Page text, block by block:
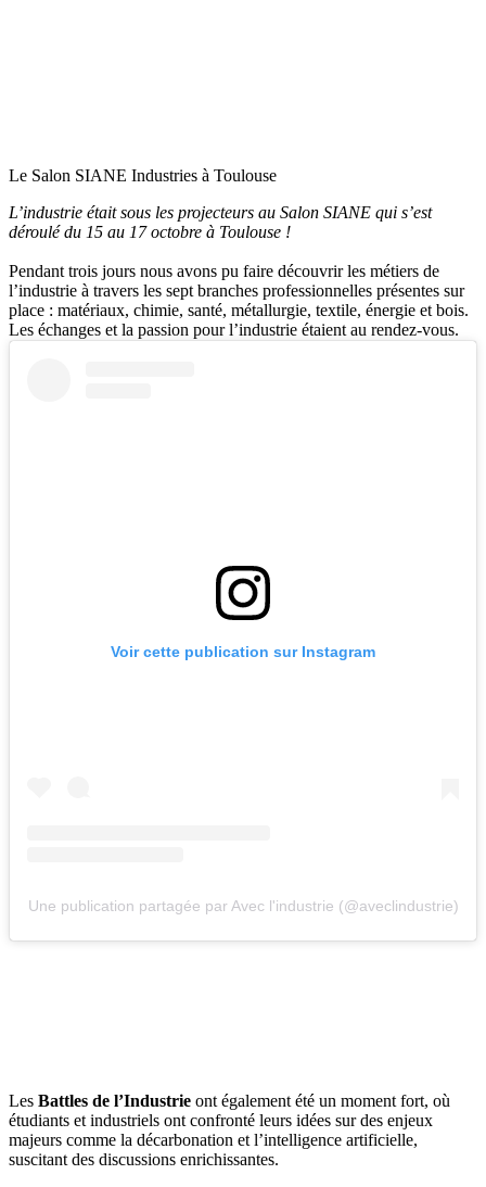
Le Salon SIANE Industries à Toulouse
L’industrie était sous les projecteurs au Salon SIANE qui s’est
déroulé du 15 au 17 octobre à Toulouse !
Pendant trois jours nous avons pu faire découvrir les métiers de
l’industrie à travers les sept branches professionnelles présentes sur
place : matériaux, chimie, santé, métallurgie, textile, énergie et bois.
Les échanges et la passion pour l’industrie étaient au rendez-vous.
Voir cette publication sur Instagram
Une publication partagée par Avec l'industrie (@aveclindustrie)
Les Battles de l’Industrie ont également été un moment fort, où
étudiants et industriels ont confronté leurs idées sur des enjeux
majeurs comme la décarbonation et l’intelligence artificielle,
suscitant des discussions enrichissantes.